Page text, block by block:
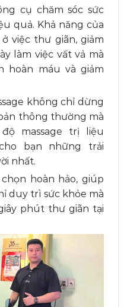
cụ chăm sóc sức
quả. Khả năng của
việc thư giãn, giảm
làm việc vất vả mà
hoàn máu và giảm
không chỉ dừng
thông thường mà
massage trị liệu
bạn những trải
nhất.
hoàn hảo, giúp
duy trì sức khỏe mà
phút thư giãn tại